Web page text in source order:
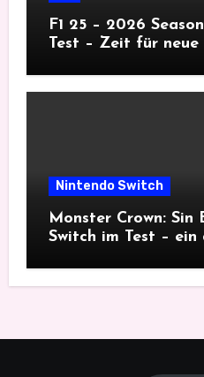
F1 25 – 2026
Test – Zeit für neue
Nintendo Switch
Monster Crown:
Switch im Test – ein